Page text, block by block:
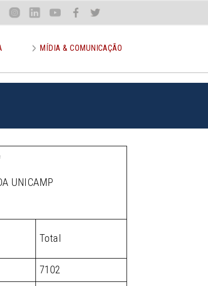
Inst Lin You Face Twit
MÍDIA & COMUNICAÇÃO
UNICAMP
Total
7102